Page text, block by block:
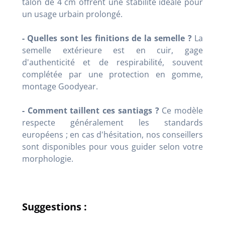
un usage urbain prolongé.
- Quelles sont les finitions de la semelle ?La
semelle extérieure est en cuir, gage
d'authenticité et de respirabilité, souvent
complétée par une protection en gomme,
montage Goodyear.
- Comment taillent ces santiags ?Ce modèle
respecte généralement les standards
européens ; en cas d'hésitation, nos conseillers
sont disponibles pour vous guider selon votre
morphologie.
Suggestions :